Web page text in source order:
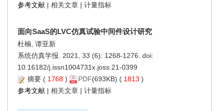
参考文献 | 相关文章 | 计量指标
面向SaaS的LVC仿真试验中间件设计研究
杜楠, 谭亚新
系统仿真学报. 2021, 33 (6): 1268-1276. doi:
10.16182/j.issn1004731x.joss.21-0399
摘要 ( 1768 ) PDF(693KB) ( 1813 )
参考文献 | 相关文章 | 计量指标